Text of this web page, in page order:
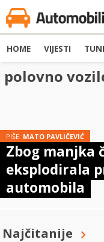
HOME VIJESTI
polovno
PIŠE: MATO PAVLIČEVIĆ
Zbog manjka
eksplodirala
automobila
Najčitanije